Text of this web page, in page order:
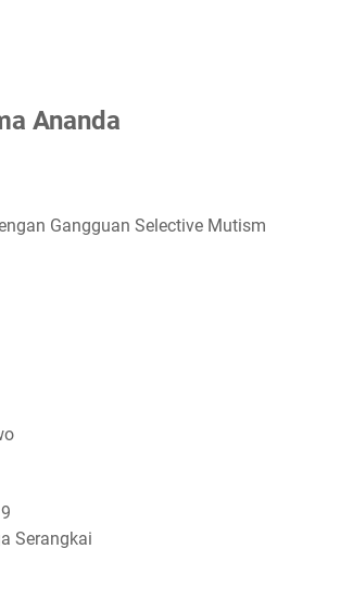
Ananda
Gangguan Selective Mutism
Serangkai